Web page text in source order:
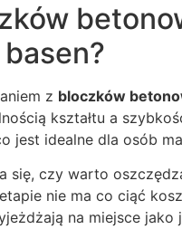
z bloczków
kształtu a
jest idealne dla osób
się, czy warto
nie ma co ciąć
na miejsce